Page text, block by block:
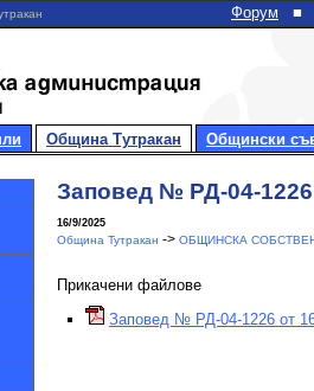
Форум ■
Община Тутракан Общински
Заповед № РД-04-1226
16/9/2025
Община Тутракан -> ОБЩИНСКА
Прикачени файлове
Заповед № РД-04-1226 от